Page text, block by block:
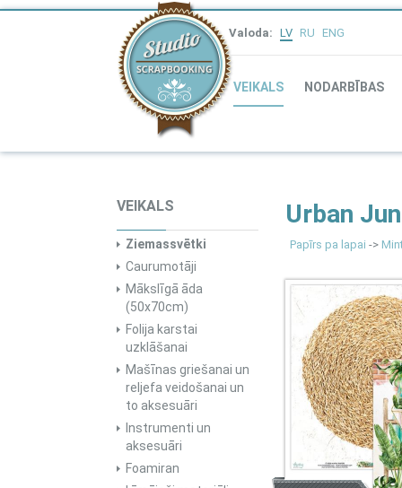
Valoda: LV RU ENG
VEIKALS NODARBĪBAS
VEIKALS
Ziemassvētki
Caurumotāji
Mākslīgā āda
(50x70cm)
Folija karstai
uzklāšanai
Mašīnas griešanai un
reljefa veidošanai un
to aksesuāri
Instrumenti un
aksesuāri
Foamiran
Urban
Papīrs pa lapai ->